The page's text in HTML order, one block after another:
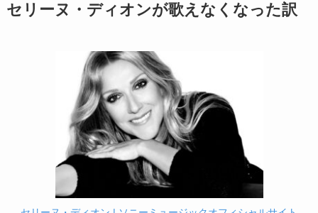
セリーヌ・ディオンが歌えなくなった訳